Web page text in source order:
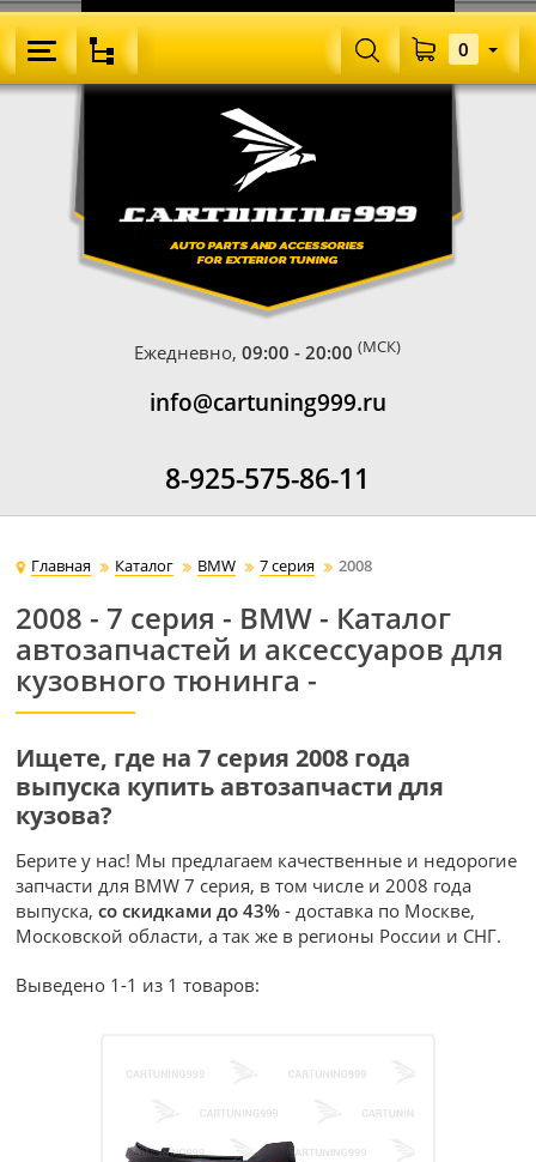
Ежедневно,09:00 - 20:00 (МСК)
info@cartuning999.ru
8-925-575-86-11
0
Главная Каталог BMW 7 серия 2008
2008 - 7 серия - BMW - Каталог
автозапчастей и аксессуаров для
кузовного тюнинга -
Ищете, где на 7 серия 2008 года
выпуска купить автозапчасти для
кузова?
Берите у нас! Мы предлагаем качественные и недорогие
запчасти для BMW 7 серия, в том числе и 2008 года
выпуска,со скидками до 43% - доставка по Москве,
Московской области, а так же в регионы России и СНГ.
Выведено 1-1 из 1 товаров: